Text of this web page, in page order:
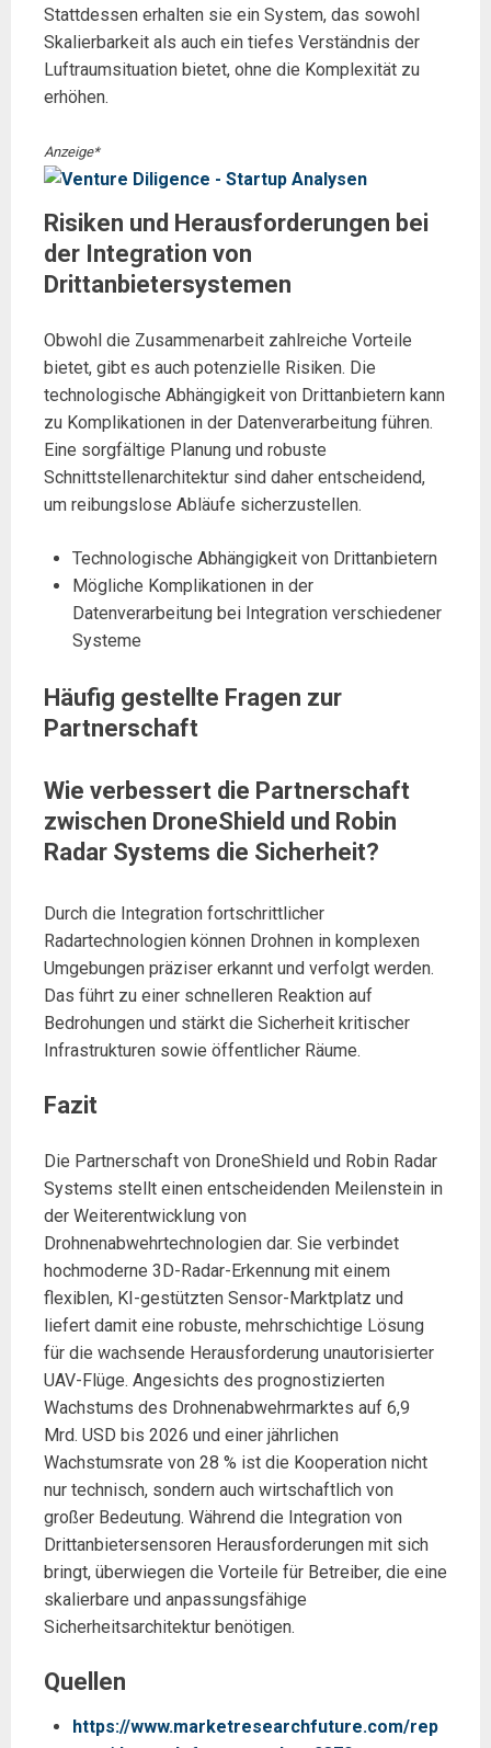
Stattdessen erhalten sie ein System, das sowohl
Skalierbarkeit als auch ein tiefes Verständnis der
Luftraumsituation bietet, ohne die Komplexität zu
erhöhen.
Anzeige*
Risiken und Herausforderungen bei
der Integration von
Drittanbietersystemen
Obwohl die Zusammenarbeit zahlreiche Vorteile
bietet, gibt es auch potenzielle Risiken. Die
technologische Abhängigkeit von Drittanbietern kann
zu Komplikationen in der Datenverarbeitung führen.
Eine sorgfältige Planung und robuste
Schnittstellenarchitektur sind daher entscheidend,
um reibungslose Abläufe sicherzustellen.
Technologische Abhängigkeit von Drittanbietern
Mögliche Komplikationen in der
Datenverarbeitung bei Integration verschiedener
Systeme
Häufig gestellte Fragen zur
Partnerschaft
Wie verbessert die Partnerschaft
zwischen DroneShield und Robin
Radar Systems die Sicherheit?
Durch die Integration fortschrittlicher
Radartechnologien können Drohnen in komplexen
Umgebungen präziser erkannt und verfolgt werden.
Das führt zu einer schnelleren Reaktion auf
Bedrohungen und stärkt die Sicherheit kritischer
Infrastrukturen sowie öffentlicher Räume.
Fazit
Die Partnerschaft von DroneShield und Robin Radar
Systems stellt einen entscheidenden Meilenstein in
der Weiterentwicklung von
Drohnenabwehrtechnologien dar. Sie verbindet
hochmoderne 3D-Radar-Erkennung mit einem
flexiblen, KI-gestützten Sensor-Marktplatz und
liefert damit eine robuste, mehrschichtige Lösung
für die wachsende Herausforderung unautorisierter
UAV-Flüge. Angesichts des prognostizierten
Wachstums des Drohnenabwehrmarktes auf 6,9
Mrd. USD bis 2026 und einer jährlichen
Wachstumsrate von 28 % ist die Kooperation nicht
nur technisch, sondern auch wirtschaftlich von
großer Bedeutung. Während die Integration von
Drittanbietersensoren Herausforderungen mit sich
bringt, überwiegen die Vorteile für Betreiber, die eine
skalierbare und anpassungsfähige
Sicherheitsarchitektur benötigen.
Quellen
https://www.marketresearchfuture.com/rep